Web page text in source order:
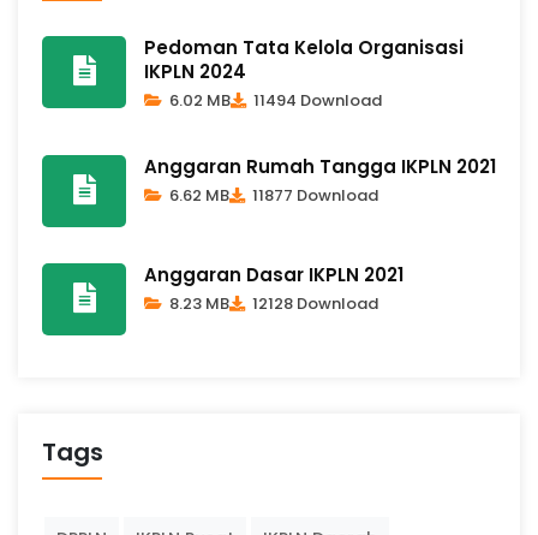
Pedoman Tata Kelola Organisasi
IKPLN 2024
6.02 MB 11494 Download
Anggaran Rumah Tangga IKPLN 2021
6.62 MB 11877 Download
Anggaran Dasar IKPLN 2021
8.23 MB 12128 Download
Tags